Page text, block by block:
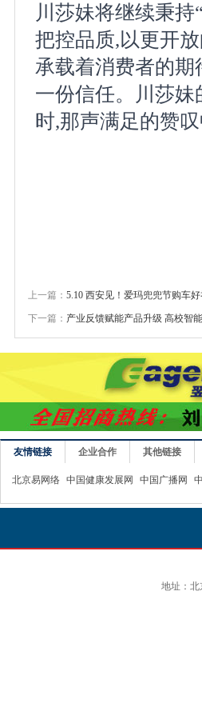
川莎妹将继续秉
把控品质,以更开
承载着消费者的
一份信任。川莎
时,那声满足的赞叹
上一篇： 5.10 西安见！爱玛兜兜节购车
下一篇： 产业反馈赋能产品升级 高校智
友情链接 企业合作 其他链接
北京易网络 中国健康发展网 中国广播网
地址：北